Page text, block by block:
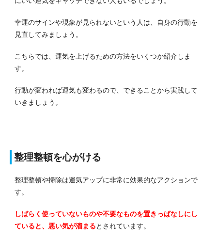
幸運のサインや現象が見られないという人は、自身の行動を
見直してみましょう。
こちらでは、運気を上げるための方法をいくつか紹介しま
す。
行動が変われば運気も変わるので、できることから実践して
いきましょう。
整理整頓を心がける
整理整頓や掃除は運気アップに非常に効果的なアクションで
す。
しばらく使っていないものや不要なものを置きっぱなしにし
ていると、悪い気が溜まるとされています。